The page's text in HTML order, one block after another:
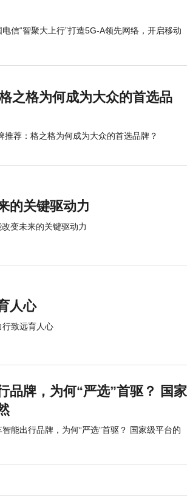
信“智聚大上行”打造5G-A领先网络，开启移动
之格为何成为大众的首选品
推荐：格之格为何成为大众的首选品牌？
的关键驱动力
变未来的关键驱动力
人心
致远育人心
品牌，为何“严选”首驱？ 国家
能出行品牌，为何“严选”首驱？ 国家级平台的